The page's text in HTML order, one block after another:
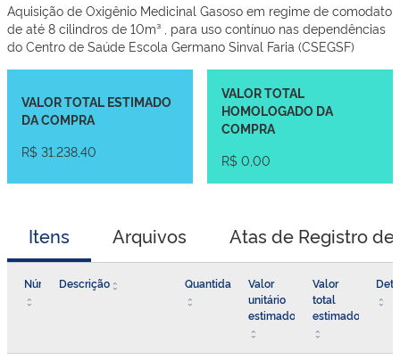
Aquisição de Oxigênio Medicinal Gasoso em regime de comodato
de até 8 cilindros de 10m³ , para uso contínuo nas dependências
do Centro de Saúde Escola Germano Sinval Faria (CSEGSF)
VALOR TOTAL ESTIMADO
DA COMPRA
R$ 31.238,40
VALOR TOTAL
HOMOLOGADO DA
COMPRA
R$ 0,00
Itens Arquivos Atas de Registro de
NúmeroDescrição Quantidade
Valor
unitário
estimado
Valor
total
estimado